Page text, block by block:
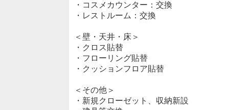
・コスメカウンター：交換
・レストルーム：交換
＜壁・天井・床＞
・クロス貼替
・フローリング貼替
・クッションフロア貼替
＜その他＞
・新規クローゼット、収納新設